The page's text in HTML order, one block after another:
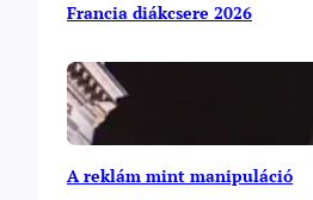
Francia diákcsere 2026
A reklám mint manipuláció